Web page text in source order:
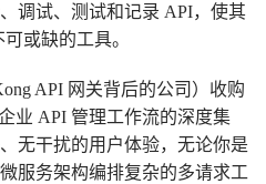
调试、测试和记录 API，使其
或缺的工具。
API 网关背后的公司）收购
业 API 管理工作流的深度集
无干扰的用户体验，无论你是
服务架构编排复杂的多请求工